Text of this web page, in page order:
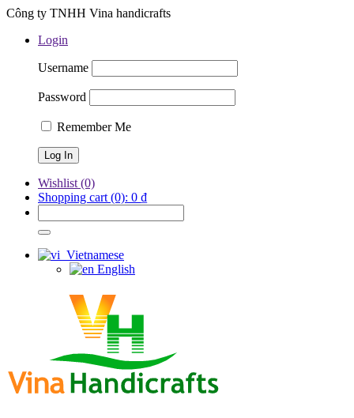
Công ty TNHH Vina handicrafts
Login
Username
Password
Remember Me
Wishlist (0)
Shopping cart (0): 0 ₫
Vietnamese
English